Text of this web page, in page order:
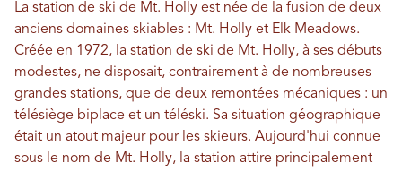
La station de ski de Mt. Holly est née de la fusion de deux
anciens domaines skiables : Mt. Holly et Elk Meadows.
Créée en 1972, la station de ski de Mt. Holly, à ses débuts
modestes, ne disposait, contrairement à de nombreuses
grandes stations, que de deux remontées mécaniques : un
télésiège biplace et un téléski. Sa situation géographique
était un atout majeur pour les skieurs. Aujourd'hui connue
sous le nom de Mt. Holly, la station attire principalement